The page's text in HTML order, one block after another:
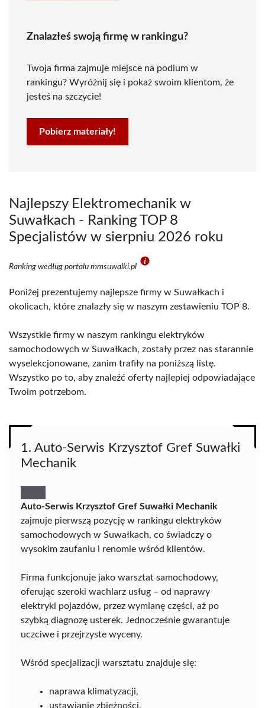
Znalazłeś swoją firmę w rankingu?
Twoja firma zajmuje miejsce na podium w
rankingu? Wyróżnij się i pokaż swoim klientom, że
jesteś na szczycie!
Pobierz materiały!
Najlepszy Elektromechanik w
Suwałkach - Ranking TOP 8
Specjalistów w sierpniu 2026 roku
Ranking według portalu mmsuwalki.pl
Poniżej prezentujemy najlepsze firmy w Suwałkach i
okolicach, które znalazły się w naszym zestawieniu TOP 8.
Wszystkie firmy w naszym rankingu elektryków
samochodowych w Suwałkach, zostały przez nas starannie
wyselekcjonowane, zanim trafiły na poniższą listę.
Wszystko po to, aby znaleźć oferty najlepiej odpowiadające
Twoim potrzebom.
1. Auto-Serwis Krzysztof Gref Suwałki
Mechanik
Auto-Serwis Krzysztof Gref Suwałki Mechanik
zajmuje pierwszą pozycję w rankingu elektryków
samochodowych w Suwałkach, co świadczy o
wysokim zaufaniu i renomie wśród klientów.
Firma funkcjonuje jako warsztat samochodowy,
oferując szeroki wachlarz usług – od naprawy
elektryki pojazdów, przez wymianę części, aż po
szybką diagnozę usterek. Jednocześnie gwarantuje
uczciwe i przejrzyste wyceny.
Wśród specjalizacji warsztatu znajduje się:
naprawa klimatyzacji,
ustawianie zbieżności,